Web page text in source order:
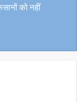
को नहीं